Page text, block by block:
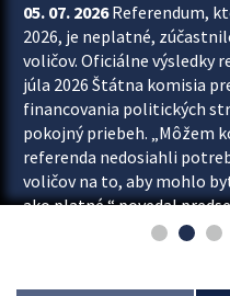
05. 07. 2026Referendum,
2026, je neplatné,
voličov. Oficiálne výsledky
júla 2026 Štátna komisia
financovania politických
pokojný priebeh. „Môžem
referenda nedosiahli
voličov na to, aby mohlo
ako platné,“ povedal
a kontrolu financovania